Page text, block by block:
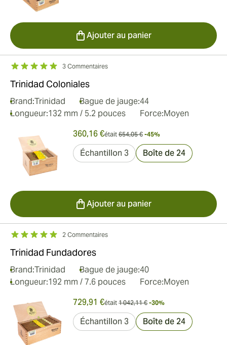
Ajouter au panier
3 Commentaires
Trinidad Coloniales
Brand:Trinidad Bague de jauge:44
Longueur:132 mm / 5.2 pouces Force:Moyen
360,16 €était 654,05 € -45%
Échantillon 3 Boîte de 24
Ajouter au panier
2 Commentaires
Trinidad Fundadores
Brand:Trinidad Bague de jauge:40
Longueur:192 mm / 7.6 pouces Force:Moyen
729,91 €était 1 042,11 € -30%
Échantillon 3 Boîte de 24